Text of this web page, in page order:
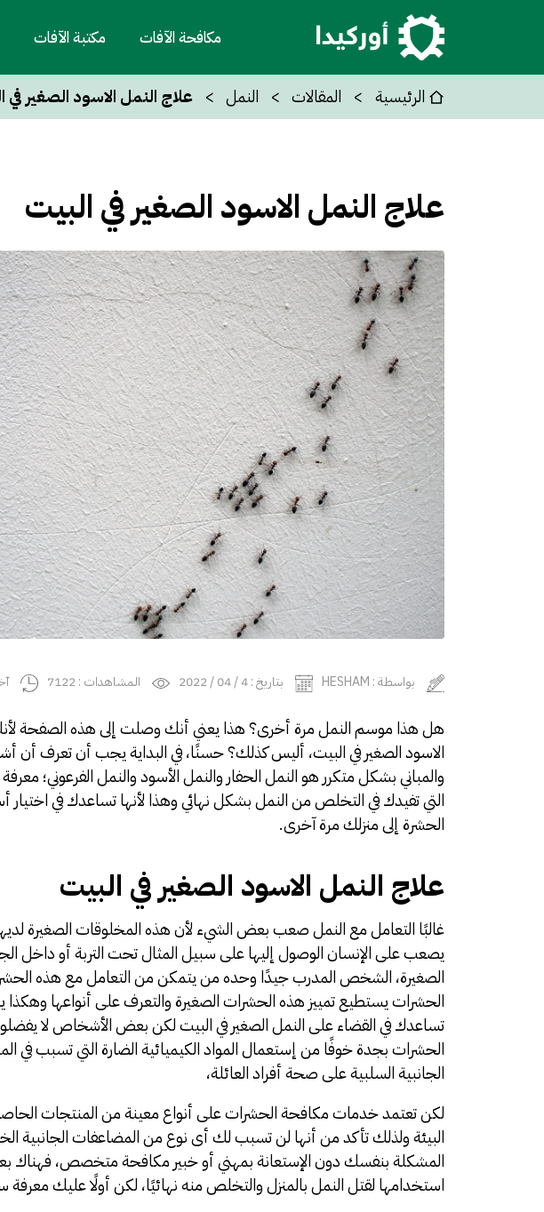
مكافحة الآفات مكتبة الآفات
الرئيسية المقالات النمل علاج النمل الاسود الصغير في
علاج النمل الاسود الصغير في البيت
بواسطة : HESHAM بتاريخ : 4 / 04 / 2022 المشاهدات : 7122
هل هذا موسم النمل مرة أخرى؟ هذا يعني أنك وصلت إلى هذه الصفحة
الاسود الصغير في البيت، أليس كذلك؟ حسنًا، في البداية يجب أن تعرف أن
والمباني بشكل متكرر هو النمل الحفار والنمل الأسود والنمل الفرعوني؛
التي تفيدك في التخلص من النمل بشكل نهائي وهذا لأنها تساعدك في
الحشرة إلى منزلك مرة آخرى.
علاج النمل الاسود الصغير في البيت
غالبًا التعامل مع النمل صعب بعض الشيء لأن هذه المخلوقات الصغيرة لديها
يصعب على الإنسان الوصول إليها على سبيل المثال تحت التربة أو داخل
الصغيرة، الشخص المدرب جيدًا وحده من يتمكن من التعامل مع هذه
الحشرات يستطيع تمييز هذه الحشرات الصغيرة والتعرف على أنواعها وهكذا
تساعدك في القضاء على النمل الصغير في البيت لكن بعض الأشخاص لا
الحشرات بجدة خوفًا من إستعمال المواد الكيميائية الضارة التي تسبب في
الجانبية السلبية على صحة أفراد العائلة،
لكن تعتمد خدمات مكافحة الحشرات على أنواع معينة من المنتجات
البيئة ولذلك تأكد من أنها لن تسبب لك أى نوع من المضاعفات
المشكلة بنفسك دون الإستعانة بمهني أو خبير مكافحة متخصص، فهناك
استخدامها لقتل النمل بالمنزل والتخلص منه نهائيًا، لكن أولًا عليك